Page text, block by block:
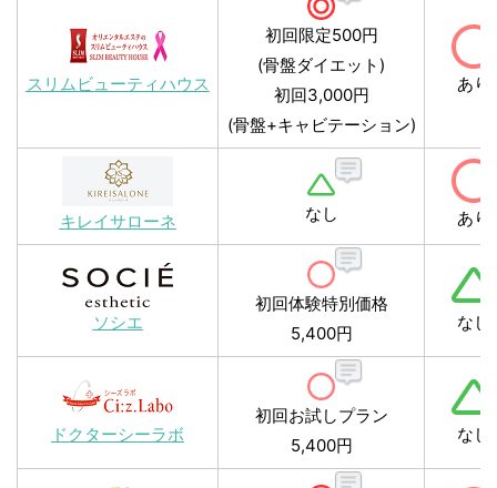
スリムビューティハウス
初回限定500円
(骨盤ダイエット)
初回3,000円
(骨盤+キャビテーション)
あり
キレイサローネ なし あり
ソシエ
初回体験特別価格
5,400円
なし
ドクターシーラボ
初回お試しプラン
5,400円
なし